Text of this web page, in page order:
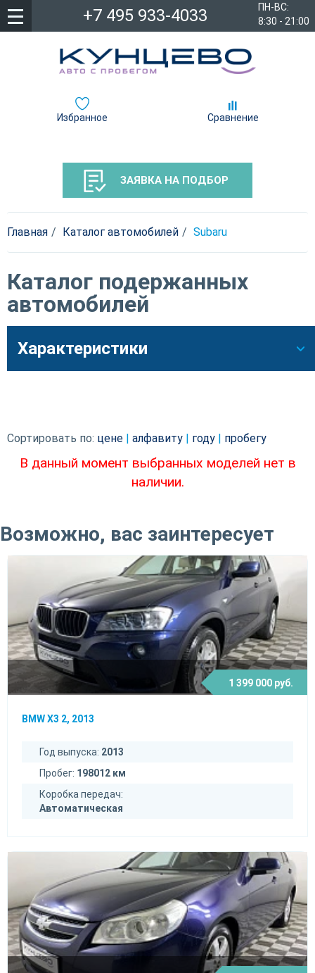
ПН-ВС:
8:30 - 21:00
+7 495 933-4033
Избранное Сравнение
ЗАЯВКА НА ПОДБОР
Главная Каталог автомобилей Subaru
Каталог подержанных
автомобилей
Характеристики
Сортировать по: цене алфавиту году пробегу
В данный момент выбранных моделей нет в
наличии.
Возможно, вас заинтересует
1 399 000 руб.
BMW X3 2, 2013
Год выпуска: 2013
Пробег: 198012 км
Коробка передач:
Автоматическая